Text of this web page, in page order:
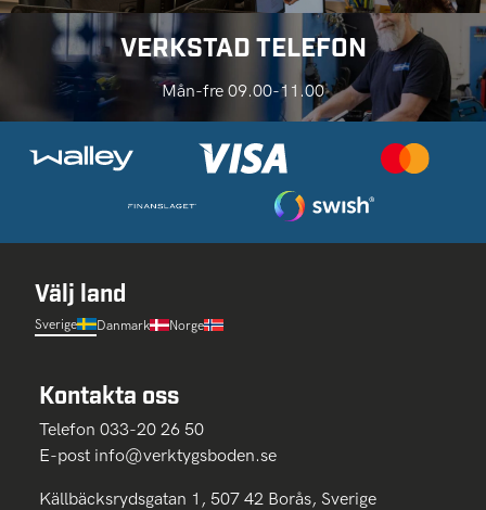
VERKSTAD TELEFON
Mån-fre 09.00-11.00
Välj land
Sverige Danmark Norge
Kontakta oss
Telefon 033-20 26 50
E-post info@verktygsboden.se
Källbäcksrydsgatan 1, 507 42 Borås, Sverige